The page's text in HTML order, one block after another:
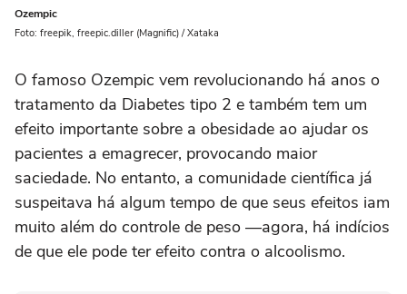
Ozempic
Foto: freepik, freepic.diller (Magnific) / Xataka
O famoso Ozempic vem revolucionando há anos o
tratamento da Diabetes tipo 2 e também tem um
efeito importante sobre a obesidade ao ajudar os
pacientes a emagrecer, provocando maior
saciedade. No entanto, a comunidade científica já
suspeitava há algum tempo de que seus efeitos iam
muito além do controle de peso —agora, há indícios
de que ele pode ter efeito contra o alcoolismo.